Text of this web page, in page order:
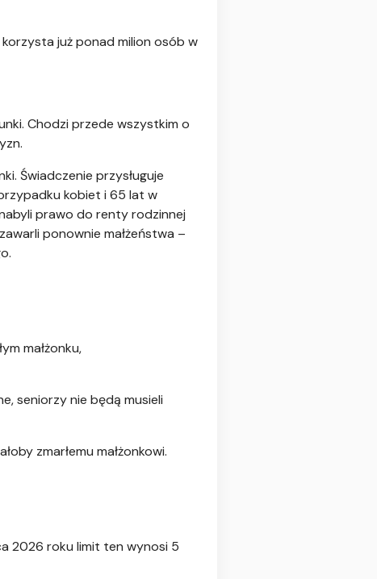
już ponad milion osób w
Chodzi przede wszystkim o
Świadczenie przysługuje
kobiet i 65 lat w
prawo do renty rodzinnej
ponownie małżeństwa –
małżonku,
seniorzy nie będą musieli
zmarłemu małżonkowi.
2026 roku limit ten wynosi 5